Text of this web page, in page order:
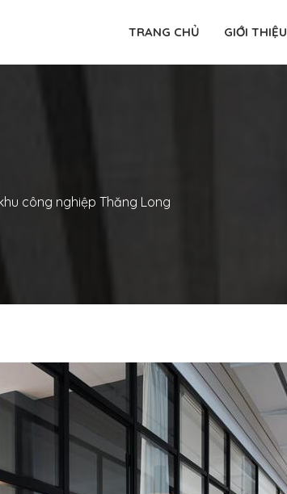
TRANG CHỦ GIỚI THIỆU
công nghiệp Thăng Long